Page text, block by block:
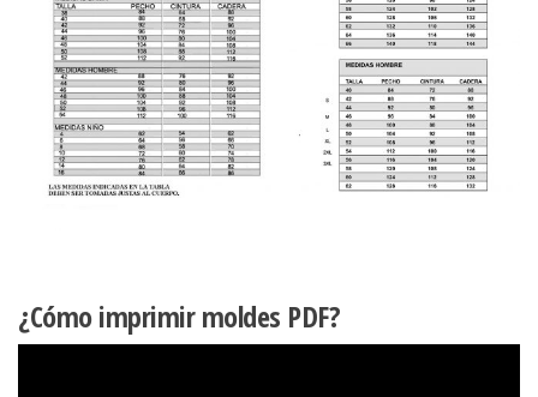
¿Cómo imprimir moldes PDF?